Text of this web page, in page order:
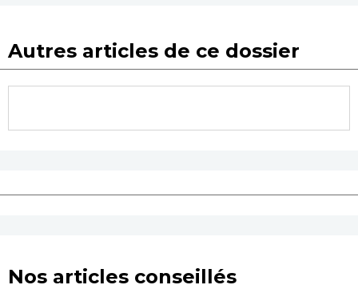
Autres articles de ce dossier
Nos articles conseillés